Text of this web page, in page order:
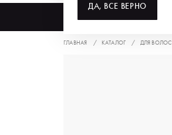
ДА, ВСЕ ВЕРНО
ГЛАВНАЯ КАТАЛОГ ДЛЯ ВОЛОС